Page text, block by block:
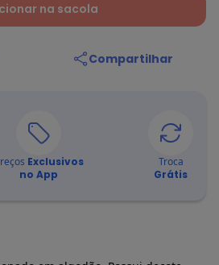
na sacola
Compartilhar
Exclusivos
no App
Troca
Grátis